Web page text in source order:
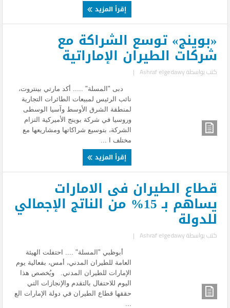
إقرأ المزيد
«بوينج» توسع الشراكة مع
شركات الطيران الإماراتية
كتب بواسطةAshraf elgedawy
|
دبى "المسلة" ..... أكد مارتي بينتروت،
نائب الرئيس لمبيعات الطائرات التجارية
لمنطقة الشرق الأوسط وآسيا الوسطى
وروسيا في شركة بوينج الأميركية التزام
الشركة، بتوسيع شراكاتها ومشاريعها مع
مختلف ا ...
إقرأ المزيد
قطاع الطيران فى الامارات
يساهم بـ 15% من الناتج الإجمالي
للدولة
كتب بواسطةAshraf elgedawy
|
أبوظبي "المسلة" .... احتفلت الهيئة
العامة للطيران المدني، أمس، بفعالية يوم
الإمارات للطيران المدني. ويُخصص هذا
اليوم للاحتفال بالتقدم والإنجازات التي
حققها قطاع الطيران في دولة الإمارات الع